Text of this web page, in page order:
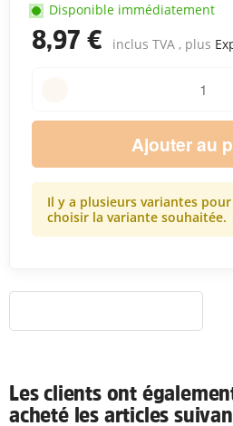
8,97 € inclus TVA , plus
Disponible immédiatement
Ajouter au
Il y a plusieurs variantes
choisir la variante souhaitée.
Les clients ont
acheté les articles